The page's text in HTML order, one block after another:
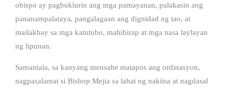
obispo ay pagbuklurin ang mga pamayanan, palakasin ang
pananampalataya, pangalagaan ang dignidad ng tao, at
mailakbay sa mga katutubo, mahihirap at mga nasa laylayan
ng lipunan.
Samantala, sa kanyang mensahe matapos ang ordinasyon,
nagpasalamat si Bishop Mejia sa lahat ng nakiisa at nagdasal